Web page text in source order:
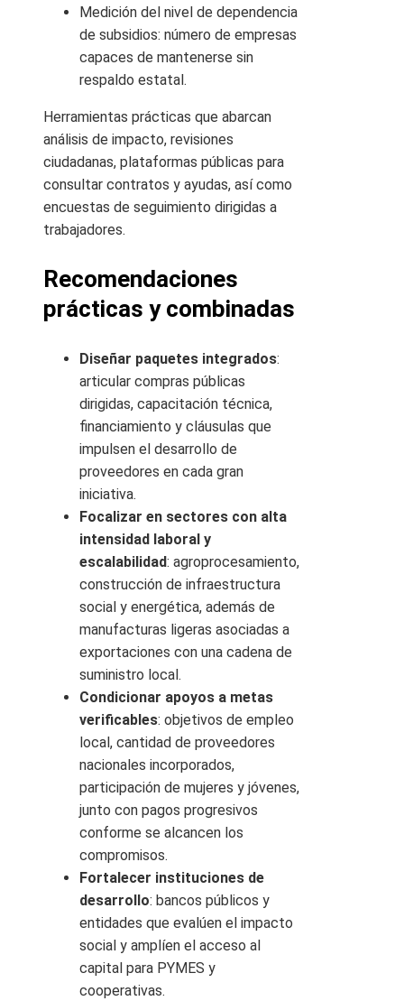
Medición del nivel de dependencia
de subsidios: número de empresas
capaces de mantenerse sin
respaldo estatal.
Herramientas prácticas que abarcan
análisis de impacto, revisiones
ciudadanas, plataformas públicas para
consultar contratos y ayudas, así como
encuestas de seguimiento dirigidas a
trabajadores.
Recomendaciones
prácticas y combinadas
Diseñar paquetes integrados:
articular compras públicas
dirigidas, capacitación técnica,
financiamiento y cláusulas que
impulsen el desarrollo de
proveedores en cada gran
iniciativa.
Focalizar en sectores con alta
intensidad laboral y
escalabilidad: agroprocesamiento,
construcción de infraestructura
social y energética, además de
manufacturas ligeras asociadas a
exportaciones con una cadena de
suministro local.
Condicionar apoyos a metas
verificables: objetivos de empleo
local, cantidad de proveedores
nacionales incorporados,
participación de mujeres y jóvenes,
junto con pagos progresivos
conforme se alcancen los
compromisos.
Fortalecer instituciones de
desarrollo: bancos públicos y
entidades que evalúen el impacto
social y amplíen el acceso al
capital para PYMES y
cooperativas.